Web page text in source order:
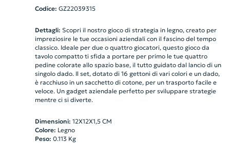
Codice: GZ22039315
Dettagli: Scopri il nostro gioco di strategia in legno, creato per
impreziosire le tue occasioni aziendali con il fascino del tempo
classico. Ideale per due o quattro giocatori, questo gioco da
tavolo compatto ti sfida a portare per primo le tue quattro
pedine colorate allo spazio base, il tutto guidato dal lancio di un
singolo dado. Il set, dotato di 16 gettoni di vari colori e un dado,
è racchiuso in un sacchetto di cotone, per un trasporto facile e
veloce. Un gadget aziendale perfetto per sviluppare strategie
mentre ci si diverte.
Dimensioni: 12X12X1,5 CM
Colore: Legno
Peso: 0.113Kg